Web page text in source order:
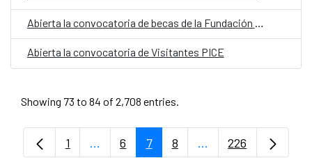
Abierta la convocatoria de Visitantes PICE
Showing 73 to 84 of 2,708 entries.
Page
1 ...Intermediate Pages Use TAB to navigate.
Page
6 Page
7 Page
8 ...Intermediate Pages
Page
226